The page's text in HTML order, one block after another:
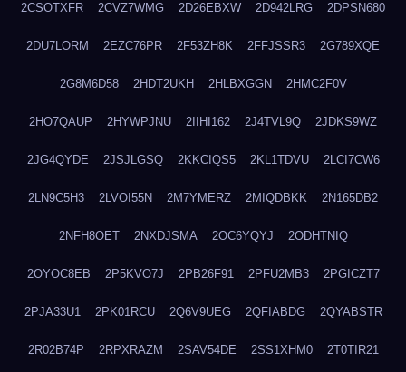
2CSOTXFR 2CVZ7WMG 2D26EBXW 2D942LRG 2DPSN680
2DU7LORM 2EZC76PR 2F53ZH8K 2FFJSSR3 2G789XQE
2G8M6D58 2HDT2UKH 2HLBXGGN 2HMC2F0V
2HO7QAUP 2HYWPJNU 2IIHI162 2J4TVL9Q 2JDKS9WZ
2JG4QYDE 2JSJLGSQ 2KKCIQS5 2KL1TDVU 2LCI7CW6
2LN9C5H3 2LVOI55N 2M7YMERZ 2MIQDBKK 2N165DB2
2NFH8OET 2NXDJSMA 2OC6YQYJ 2ODHTNIQ
2OYOC8EB 2P5KVO7J 2PB26F91 2PFU2MB3 2PGICZT7
2PJA33U1 2PK01RCU 2Q6V9UEG 2QFIABDG 2QYABSTR
2R02B74P 2RPXRAZM 2SAV54DE 2SS1XHM0 2T0TIR21